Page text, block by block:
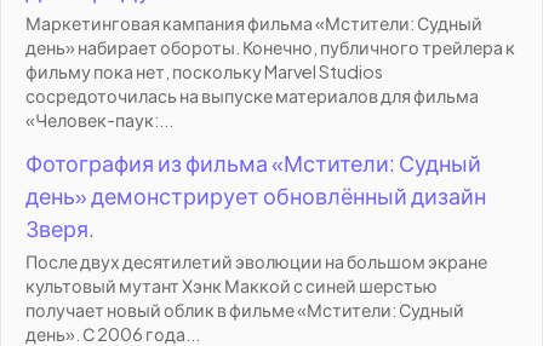
Маркетинговая кампания фильма «Мстители: Судный
день» набирает обороты. Конечно, публичного трейлера к
фильму пока нет, поскольку Marvel Studios
сосредоточилась на выпуске материалов для фильма
«Человек-паук:...
Фотография из фильма «Мстители: Судный
день» демонстрирует обновлённый дизайн
Зверя.
После двух десятилетий эволюции на большом экране
культовый мутант Хэнк Маккой с синей шерстью
получает новый облик в фильме «Мстители: Судный
день». С 2006 года...